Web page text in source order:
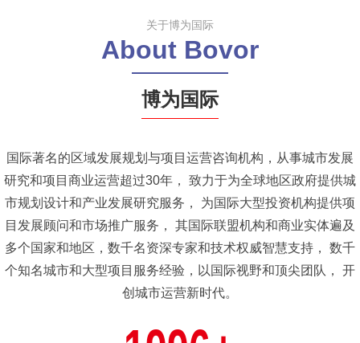
关于博为国际
About Bovor
博为国际
国际著名的区域发展规划与项目运营咨询机构，从事城市发展
研究和项目商业运营超过30年， 致力于为全球地区政府提供城
市规划设计和产业发展研究服务，
为国际大型投资机构提供项
目发展顾问和市场推广服务，
其国际联盟机构和商业实体遍及
多个国家和地区，数千名资深专家和技术权威智慧支持， 数千
个知名城市和大型项目服务经验，以国际视野和顶尖团队，
开
创城市运营新时代。